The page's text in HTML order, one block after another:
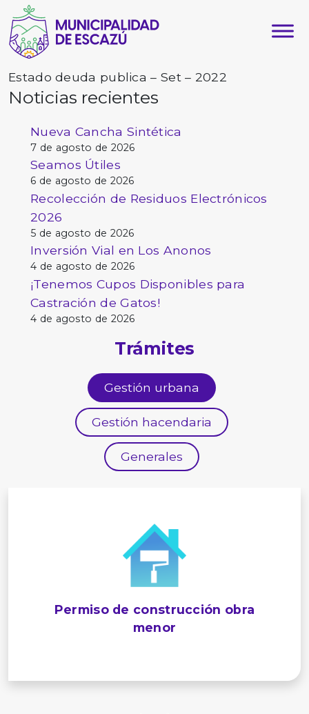
Estado deuda publica – Set – 2022
Noticias recientes
Nueva Cancha Sintética
7 de agosto de 2026
Seamos Útiles
6 de agosto de 2026
Recolección de Residuos Electrónicos
2026
5 de agosto de 2026
Inversión Vial en Los Anonos
4 de agosto de 2026
¡Tenemos Cupos Disponibles para
Castración de Gatos!
4 de agosto de 2026
Trámites
Gestión urbana
Gestión hacendaria
Generales
Permiso de construcción obra
menor